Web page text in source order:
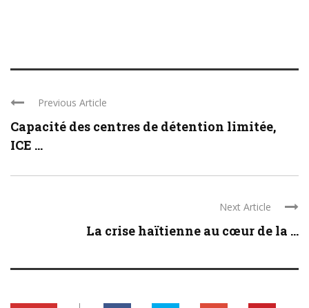
Previous Article
Capacité des centres de détention limitée,
ICE ...
Next Article
La crise haïtienne au cœur de la ...